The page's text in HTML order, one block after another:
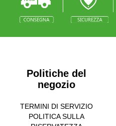
Politiche del
negozio
TERMINI DI SERVIZIO
POLITICA SULLA